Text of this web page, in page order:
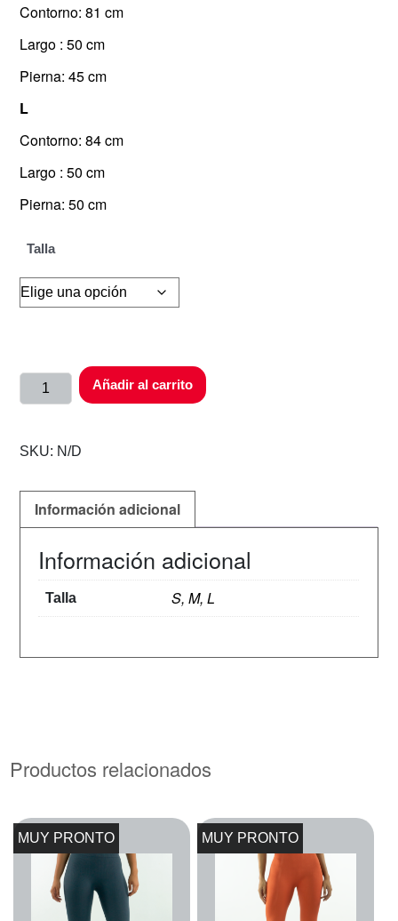
Contorno: 81 cm
Largo : 50 cm
Pierna: 45 cm
L
Contorno: 84 cm
Largo : 50 cm
Pierna: 50 cm
Talla
Añadir al carrito
SKU: N/D
Información adicional
Información adicional
Talla S, M, L
Productos relacionados
MUY PRONTO MUY PRONTO